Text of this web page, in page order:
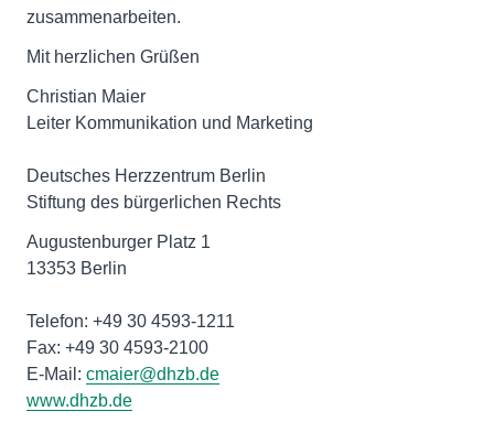
zusammenarbeiten.
Mit herzlichen Grüßen
Christian Maier
Leiter Kommunikation und Marketing
Deutsches Herzzentrum Berlin
Stiftung des bürgerlichen Rechts
Augustenburger Platz 1
13353 Berlin
Telefon: +49 30 4593-1211
Fax: +49 30 4593-2100
E-Mail: cmaier@dhzb.de
www.dhzb.de